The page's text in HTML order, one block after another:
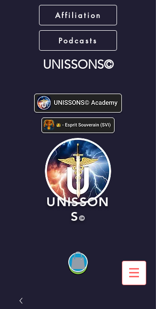
Affiliation
Podcasts
UNISSONS©
UNISSON
S©